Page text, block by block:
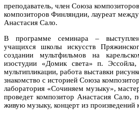
преподаватель, член Союза
композиторов Финляндии, лауреат
Анастасия Сало.
В программе семинара –
учащихся школы искусств
создании мультфильмов на
изостудии «Домик света» п.
мультипликации, работа выставки
знакомство с историей Союза
лаборатория «Сочиняем музыку»,
проведет композитор Анастасия Сало,
живую музыку, концерт из произведений